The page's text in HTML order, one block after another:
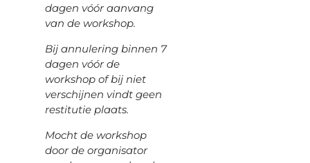
dagen vóór aanvang
van de workshop.
Bij annulering binnen 7
dagen vóór de
workshop of bij niet
verschijnen vindt geen
restitutie plaats.
Mocht de workshop
door de organisator